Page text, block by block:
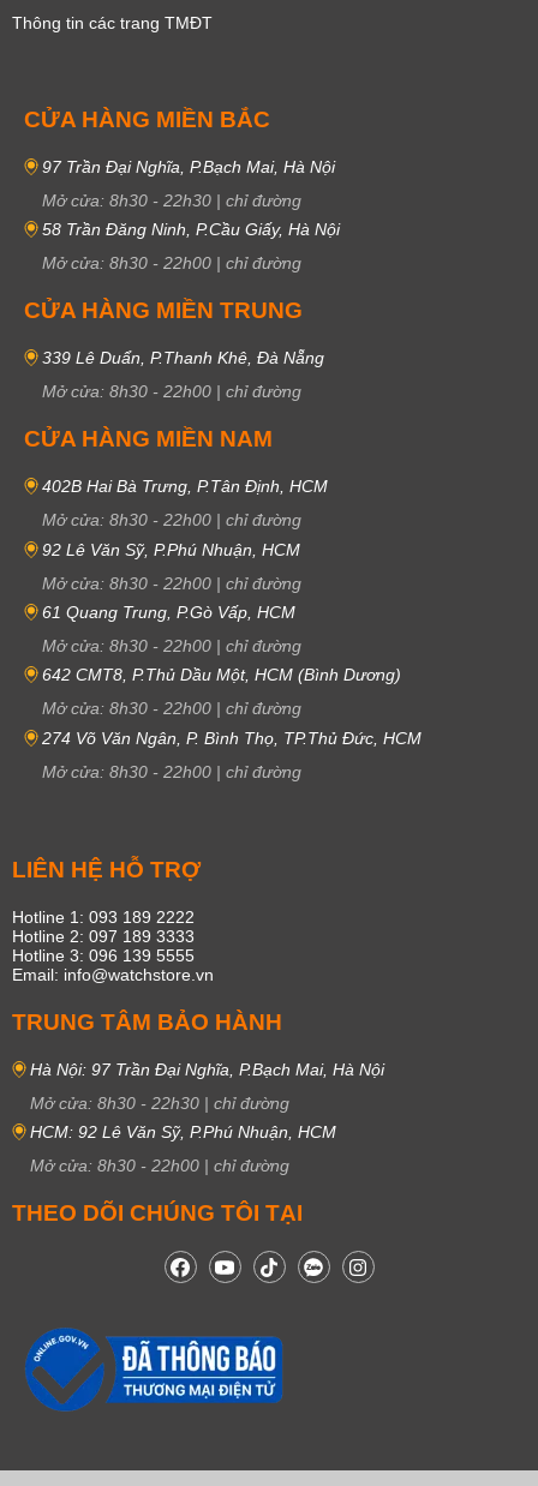
Thông tin các trang TMĐT
CỬA HÀNG MIỀN BẮC
97 Trần Đại Nghĩa, P.Bạch Mai, Hà Nội
Mở cửa: 8h30 - 22h30 | chỉ đường
58 Trần Đăng Ninh, P.Cầu Giấy, Hà Nội
Mở cửa: 8h30 - 22h00 | chỉ đường
CỬA HÀNG MIỀN TRUNG
339 Lê Duẩn, P.Thanh Khê, Đà Nẵng
Mở cửa: 8h30 - 22h00 | chỉ đường
CỬA HÀNG MIỀN NAM
402B Hai Bà Trưng, P.Tân Định, HCM
Mở cửa: 8h30 - 22h00 | chỉ đường
92 Lê Văn Sỹ, P.Phú Nhuận, HCM
Mở cửa: 8h30 - 22h00 | chỉ đường
61 Quang Trung, P.Gò Vấp, HCM
Mở cửa: 8h30 - 22h00 | chỉ đường
642 CMT8, P.Thủ Dầu Một, HCM (Bình Dương)
Mở cửa: 8h30 - 22h00 | chỉ đường
274 Võ Văn Ngân, P. Bình Thọ, TP.Thủ Đức, HCM
Mở cửa: 8h30 - 22h00 | chỉ đường
LIÊN HỆ HỖ TRỢ
Hotline 1: 093 189 2222
Hotline 2: 097 189 3333
Hotline 3: 096 139 5555
Email: info@watchstore.vn
TRUNG TÂM BẢO HÀNH
Hà Nội: 97 Trần Đại Nghĩa, P.Bạch Mai, Hà Nội
Mở cửa: 8h30 - 22h30 | chỉ đường
HCM: 92 Lê Văn Sỹ, P.Phú Nhuận, HCM
Mở cửa: 8h30 - 22h00 | chỉ đường
THEO DÕI CHÚNG TÔI TẠI